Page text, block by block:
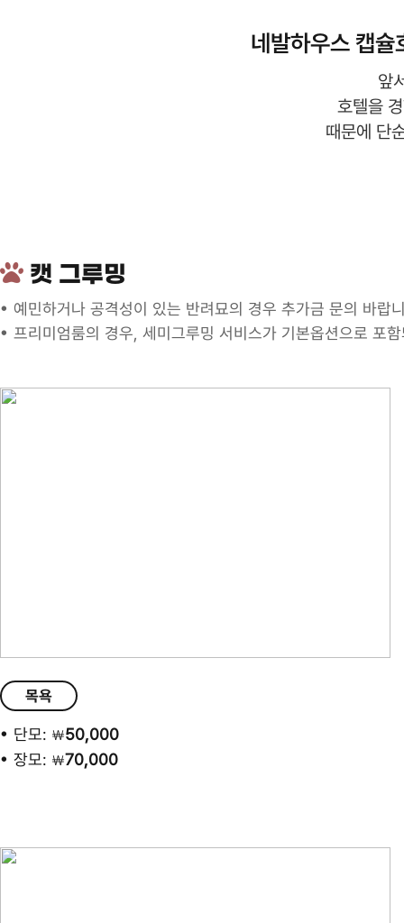
네발하우스 캡
앞
호텔을
때문에 단
캣 그루밍
예민하거나 공격성이 있는 반려묘의 경우 추가금 문의 바랍
프리미엄룸의 경우, 세미그루밍 서비스가 기본옵션으로 포
목욕
단모: ￦50,000
장모: ￦70,000